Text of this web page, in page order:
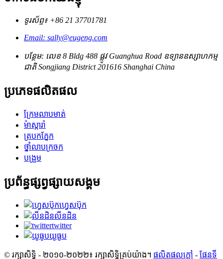
ទូរស័ព្ទ៖ +86 21 37701781
Email: sally@eugeng.com
បន្ថែម: លេខ 8 Bldg 488 ផ្លូវ Guanghua Road ឧទ្យានឧស្សាហកម្ម
ជាតិ Songjiang District 201616 Shanghai China
ប្រភេទផលិតផល
ក្រែមលាបមាត់
ម៉ាស្ការ៉ា
ត្របកភ្នែក
ថ្នាំលាបក្រចក
បង្រួម
ប្រព័ន្ធផ្សព្វផ្សាយសង្គម
ហ្វេសប៊ុក
លីនដិន
twitter
យូធូប
© រក្សាសិទ្ធិ - ២០១០-២០២២៖ រក្សាសិទ្ធិគ្រប់យ៉ាង។ ផលិតផលក្តៅ - ផែនទី